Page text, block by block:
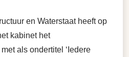
en Waterstaat heeft op
kabinet het
als ondertitel ‘Iedere